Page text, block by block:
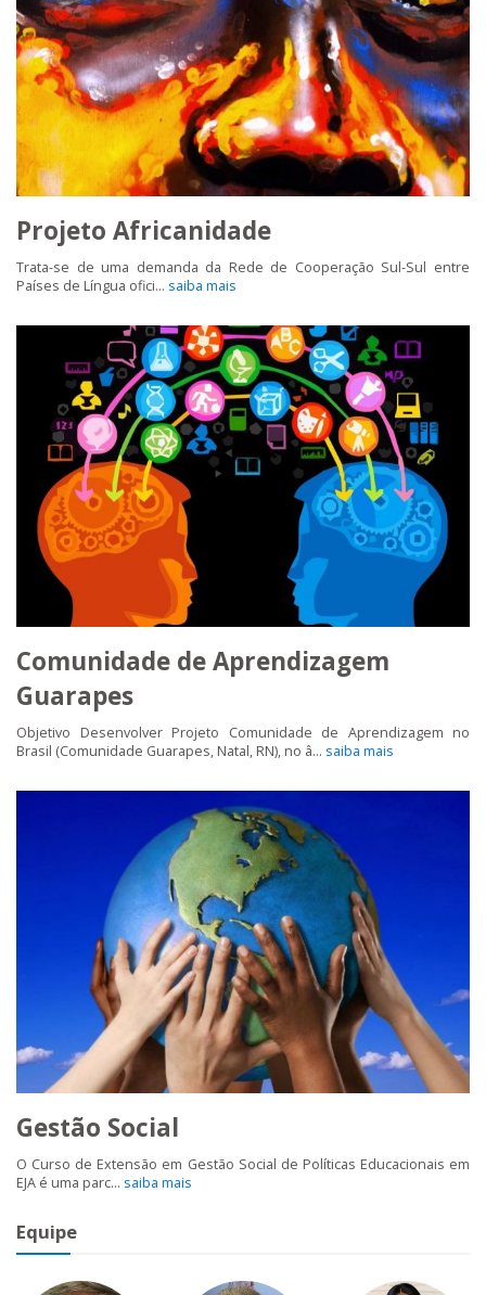
Projeto Africanidade
Trata-se de uma demanda da Rede de Cooperação Sul-Sul entre
Países de Língua ofici... saiba mais
Comunidade de Aprendizagem
Guarapes
Objetivo Desenvolver Projeto Comunidade de Aprendizagem no
Brasil (Comunidade Guarapes, Natal, RN), no â... saiba mais
Gestão Social
O Curso de Extensão em Gestão Social de Políticas Educacionais em
EJA é uma parc... saiba mais
Equipe